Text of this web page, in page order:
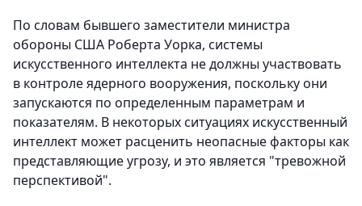
По словам бывшего заместители министра
обороны США Роберта Уорка, системы
искусственного интеллекта не должны участвовать
в контроле ядерного вооружения, поскольку они
запускаются по определенным параметрам и
показателям. В некоторых ситуациях искусственный
интеллект может расценить неопасные факторы как
представляющие угрозу, и это является "тревожной
перспективой".